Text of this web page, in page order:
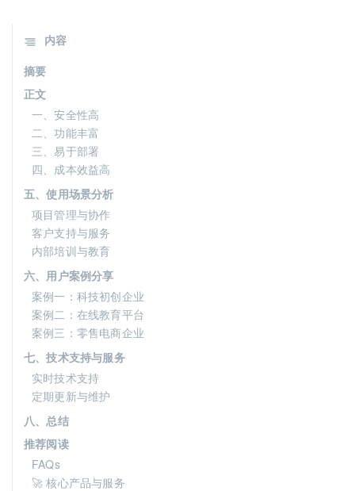
内容
摘要
正文
一、安全性高
二、功能丰富
三、易于部署
四、成本效益高
五、使用场景分析
项目管理与协作
客户支持与服务
内部培训与教育
六、用户案例分享
案例一：科技初创企业
案例二：在线教育平台
案例三：零售电商企业
七、技术支持与服务
实时技术支持
定期更新与维护
八、总结
推荐阅读
FAQs
🚀 核心产品与服务